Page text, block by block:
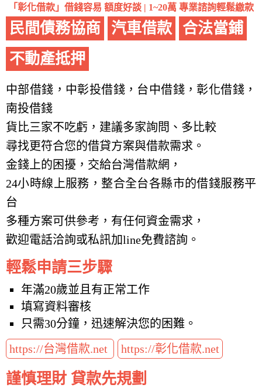
「彰化借款」借錢容易 額度好談 | 1~20萬 專業諮詢輕鬆繳款
民間債務協商 汽車借款
合法當鋪
不動產抵押
中部借錢，中彰投借錢，台中借錢，彰化借錢，
南投借錢
貨比三家不吃虧，建議多家詢問、多比較
尋找更符合您的借貸方案與借款需求。
金錢上的困擾，交給台灣借款網，
24小時線上服務，整合全台各縣市的借錢服務平
台
多種方案可供參考，有任何資金需求，
歡迎電話洽詢或私訊加line免費諮詢。
輕鬆申請三步驟
年滿20歲並且有正常工作
填寫資料審核
只需30分鐘，迅速解決您的困難。
https://台灣借款.net
https://彰化借款.net
謹慎理財 貸款先規劃